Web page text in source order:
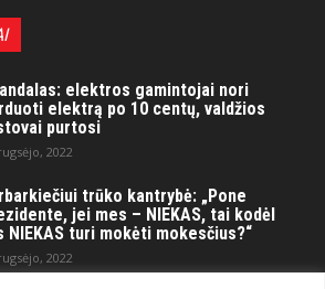
elektros gamintojai nori
elektrą po 10 centų, valdžios
purtosi
2022
trūko kantrybė: „Pone
jei mes – NIEKAS, tai kodėl
NIEKAS turi mokėti mokesčius?“
2022